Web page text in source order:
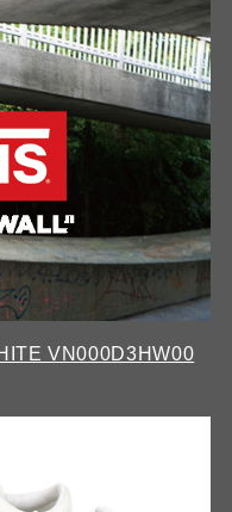
VN000D3HW00